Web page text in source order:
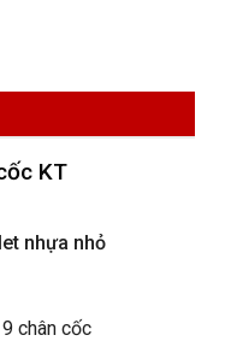
KT
nhựa nhỏ
chân cốc